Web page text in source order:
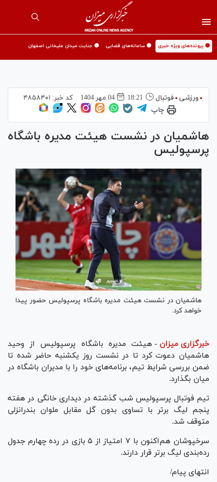
🟡 پرونده‌های ویژه خبری 🟡 سامانه‌های قضایی 🟡 جنایت میدان علیخانی اصفهان
ورزشی فوتبال 18:21 04 مهر 1404 کد خبر: ۴۸۵۸۴۰۱
چاپ
هاشمیان در نشست هیئت مدیره باشگاه
پرسپولیس
هاشمیان در نشست هیئت مدیره باشگاه پرسپولیس حضور پیدا
خواهد کرد.
خبرگزاری میزان - هیئت مدیره باشگاه پرسپولیس از وحید
هاشمیان دعوت کرد تا در نشست روز یکشنبه حاضر شده تا
ضمن بررسی شرایط تیم، برنامه‌های خود را با مدیران باشگاه در
میان بگذارد.
تیم فوتبال پرسپولیس شب گذشته در دیداری خانگی در هفته
پنجم لیگ برتر با تساوی بدون گل مقابل ملوان بندرانزلی
متوقف شد.
سرخپوشان هم‌اکنون با ۷ امتیاز از ۵ بازی در رده چهارم جدول
رده‌بندی لیگ برتر قرار دارند.
انتهای پیام/